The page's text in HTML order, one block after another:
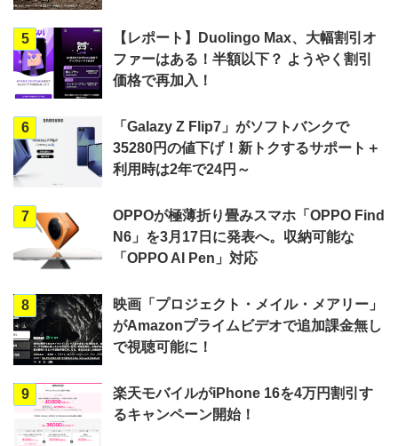
5
【レポート】Duolingo Max、大幅割引オ
ファーはある！半額以下？ ようやく割引
価格で再加入！
6
「Galazy Z Flip7」がソフトバンクで
35280円の値下げ！新トクするサポート＋
利用時は2年で24円～
7
OPPOが極薄折り畳みスマホ「OPPO Find
N6」を3月17日に発表へ。収納可能な
「OPPO AI Pen」対応
8
映画「プロジェクト・メイル・メアリー」
がAmazonプライムビデオで追加課金無し
で視聴可能に！
9
楽天モバイルがiPhone 16を4万円割引す
るキャンペーン開始！